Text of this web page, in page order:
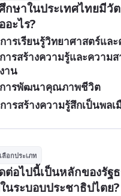
กษาในประเทศไทยมีวั
ะไร?
ารเรียนรู้วิทยาศาสตร์แล
ารสร้างความรู้และความ
าน
การพัฒนาคุณภาพชีวิต
ารสร้างความรู้สึกเป็นพลเ
เลือกประเภท
ต่อไปนี้เป็นหลักของรัฐ
นระบอบประชาธิปไตย?